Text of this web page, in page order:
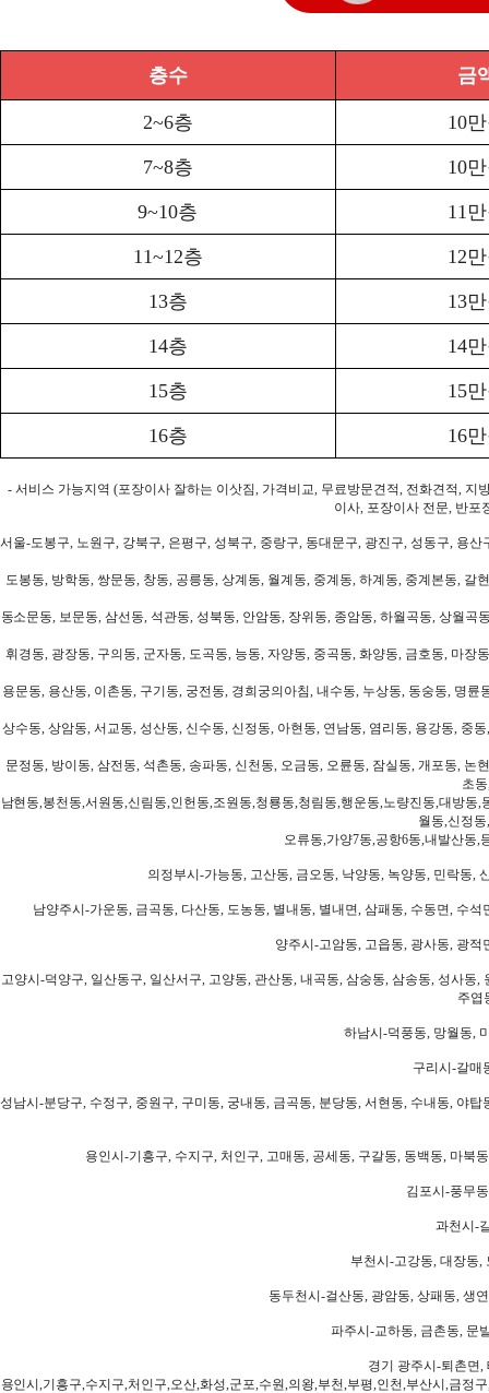
층수 금
2~6층 10
7~8층 10
9~10층 11
11~12층 12
13층 13
14층 14
15층 15
16층 16
- 서비스 가능지역 (포장이사 잘하는 이삿짐, 가격비교, 무료방문견적, 전화견적,
이사, 포장이사 전문, 반포
서울-도봉구, 노원구, 강북구, 은평구, 성북구, 중랑구, 동대문구, 광진구, 성동구, 용
도봉동, 방학동, 쌍문동, 창동, 공릉동, 상계동, 월계동, 중계동, 하계동, 중계본동,
동소문동, 보문동, 삼선동, 석관동, 성북동, 안암동, 장위동, 종암동, 하월곡동, 상월
휘경동, 광장동, 구의동, 군자동, 도곡동, 능동, 자양동, 중곡동, 화양동, 금호동, 마
용문동, 용산동, 이촌동, 구기동, 궁전동, 경희궁의아침, 내수동, 누상동, 동숭동, 명
상수동, 상암동, 서교동, 성산동, 신수동, 신정동, 아현동, 연남동, 염리동, 용강동, 중
문정동, 방이동, 삼전동, 석촌동, 송파동, 신천동, 오금동, 오륜동, 잠실동, 개포동,
초
남현동,봉천동,서원동,신림동,인헌동,조원동,청룡동,청림동,행운동,노량진동,대방
월동,신정
오류동,가양7동,공항6동,내발산동,
의정부시-가능동, 고산동, 금오동, 낙양동, 녹양동, 민락동,
남양주시-가운동, 금곡동, 다산동, 도농동, 별내동, 별내면, 삼패동, 수동면, 수
양주시-고암동, 고읍동, 광사동, 광
고양시-덕양구, 일산동구, 일산서구, 고양동, 관산동, 내곡동, 삼숭동, 삼송동, 성사
주엽
하남시-덕풍동, 망월동,
구리시-갈매
성남시-분당구, 수정구, 중원구, 구미동, 궁내동, 금곡동, 분당동, 서현동, 수내동, 야
용인시-기흥구, 수지구, 처인구, 고매동, 공세동, 구갈동, 동백동, 마북
김포시-풍무
과천시-
부천시-고강동, 대장동,
동두천시-걸산동, 광암동, 상패동, 생
파주시-교하동, 금촌동, 문
경기 광주시-퇴촌면,
용인시,기흥구,수지구,처인구,오산,화성,군포,수원,의왕,부천,부평,인천,부산시,금